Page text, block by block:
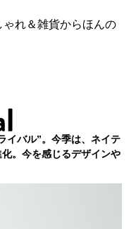
れ＆雑貨からほんの
イバル”。今季は、ネイテ
。今を感じるデザインや